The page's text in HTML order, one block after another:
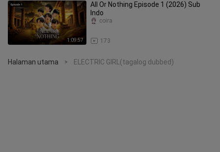
1:09:57
All Or Nothing Episode 1 (2026) Sub
Indo
173
coira
Halaman utama > ELECTRIC GIRL(tagalog dubbed)